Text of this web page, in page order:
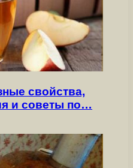
свойства,
и советы по…